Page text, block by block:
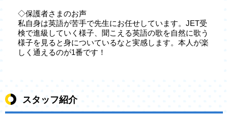
◇保護者さまのお声
私自身は英語が苦手で先生にお任せしています。JET受
検で進級していく様子、聞こえる英語の歌を自然に歌う
様子を見ると身についているなと実感します。本人が楽
しく通えるのが1番です！
スタッフ紹介